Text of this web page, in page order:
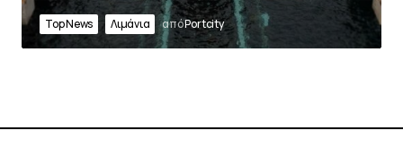
Top News Λιμάνια απόPortcity